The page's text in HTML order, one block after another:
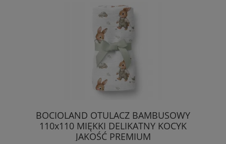
BOCIOLAND OTULACZ BAMBUSOWY
110x110 MIĘKKI DELIKATNY KOCYK
JAKOŚĆ PREMIUM